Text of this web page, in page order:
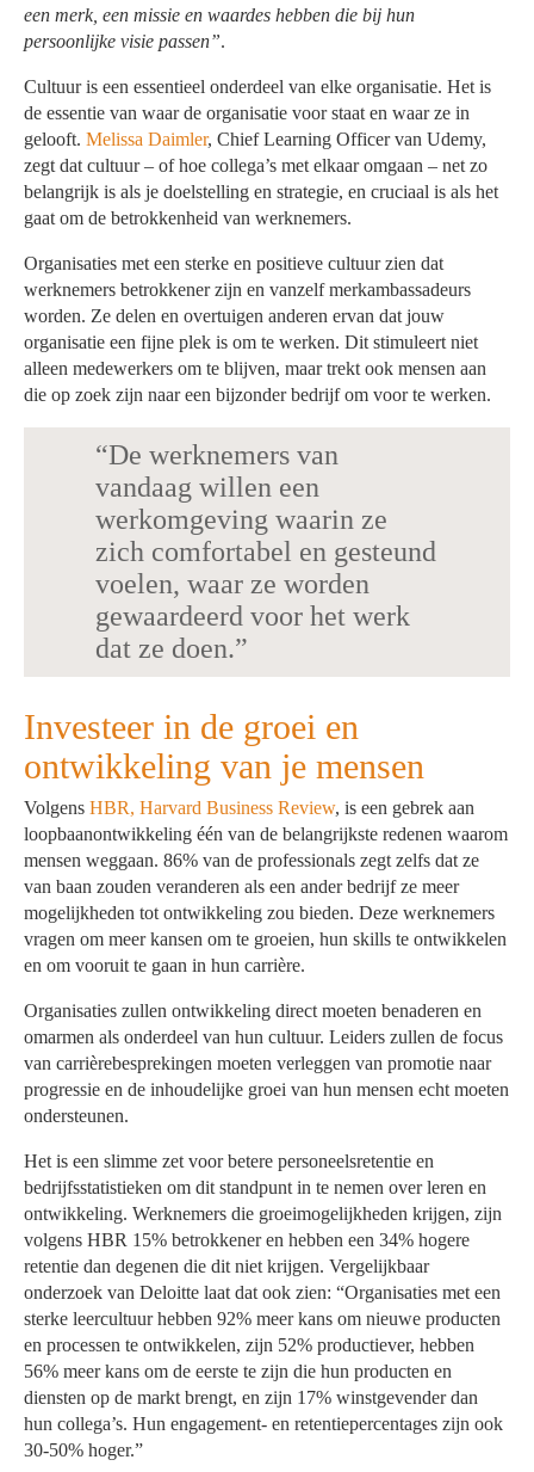
een merk, een missie en waardes hebben die bij hun
persoonlijke visie passen”.
Cultuur is een essentieel onderdeel van elke organisatie. Het is
de essentie van waar de organisatie voor staat en waar ze in
gelooft.Melissa Daimler, Chief Learning Officer van Udemy,
zegt dat cultuur – of hoe collega’s met elkaar omgaan – net zo
belangrijk is als je doelstelling en strategie, en cruciaal is als het
gaat om de betrokkenheid van werknemers.
Organisaties met een sterke en positieve cultuur zien dat
werknemers betrokkener zijn en vanzelf merkambassadeurs
worden. Ze delen en overtuigen anderen ervan dat jouw
organisatie een fijne plek is om te werken. Dit stimuleert niet
alleen medewerkers om te blijven, maar trekt ook mensen aan
die op zoek zijn naar een bijzonder bedrijf om voor te werken.
“De werknemers van
vandaag willen een
werkomgeving waarin ze
zich comfortabel en gesteund
voelen, waar ze worden
gewaardeerd voor het werk
dat ze doen.”
Investeer in de groei en
ontwikkeling van je mensen
VolgensHBR, Harvard Business Review, is een gebrek aan
loopbaanontwikkeling één van de belangrijkste redenen waarom
mensen weggaan. 86% van de professionals zegt zelfs dat ze
van baan zouden veranderen als een ander bedrijf ze meer
mogelijkheden tot ontwikkeling zou bieden. Deze werknemers
vragen om meer kansen om te groeien, hun skills te ontwikkelen
en om vooruit te gaan in hun carrière.
Organisaties zullen ontwikkeling direct moeten benaderen en
omarmen als onderdeel van hun cultuur. Leiders zullen de focus
van carrièrebesprekingen moeten verleggen van promotie naar
progressie en de inhoudelijke groei van hun mensen echt moeten
ondersteunen.
Het is een slimme zet voor betere personeelsretentie en
bedrijfsstatistieken om dit standpunt in te nemen over leren en
ontwikkeling. Werknemers die groeimogelijkheden krijgen, zijn
volgens HBR 15% betrokkener en hebben een 34% hogere
retentie dan degenen die dit niet krijgen. Vergelijkbaar
onderzoek van Deloitte laat dat ook zien: “Organisaties met een
sterke leercultuur hebben 92% meer kans om nieuwe producten
en processen te ontwikkelen, zijn 52% productiever, hebben
56% meer kans om de eerste te zijn die hun producten en
diensten op de markt brengt, en zijn 17% winstgevender dan
hun collega’s. Hun engagement- en retentiepercentages zijn ook
30-50% hoger.”